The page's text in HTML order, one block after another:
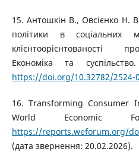
15. Антошкін В., Овсієнко Н.
політики в соціальних
клієнтоорієнтованості
Економіка та
https://doi.org/10.32782/2524-
16. Transforming
World Economic
https://reports.weforum.org/
(дата звернення: 20.02.2026).